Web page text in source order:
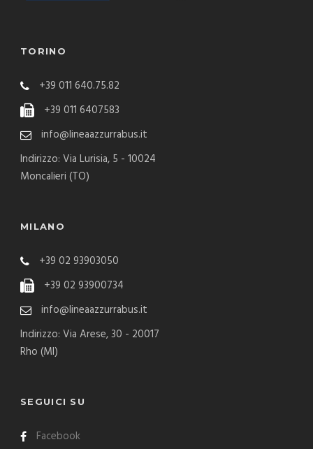
TORINO
+39 011 640.75.82
+39 011 6407583
info@lineaazzurrabus.it
Indirizzo: Via Lurisia, 5 - 10024
Moncalieri (TO)
MILANO
+39 02 93903050
+39 02 93900734
info@lineaazzurrabus.it
Indirizzo: Via Arese, 30 - 20017
Rho (MI)
SEGUICI SU
Facebook